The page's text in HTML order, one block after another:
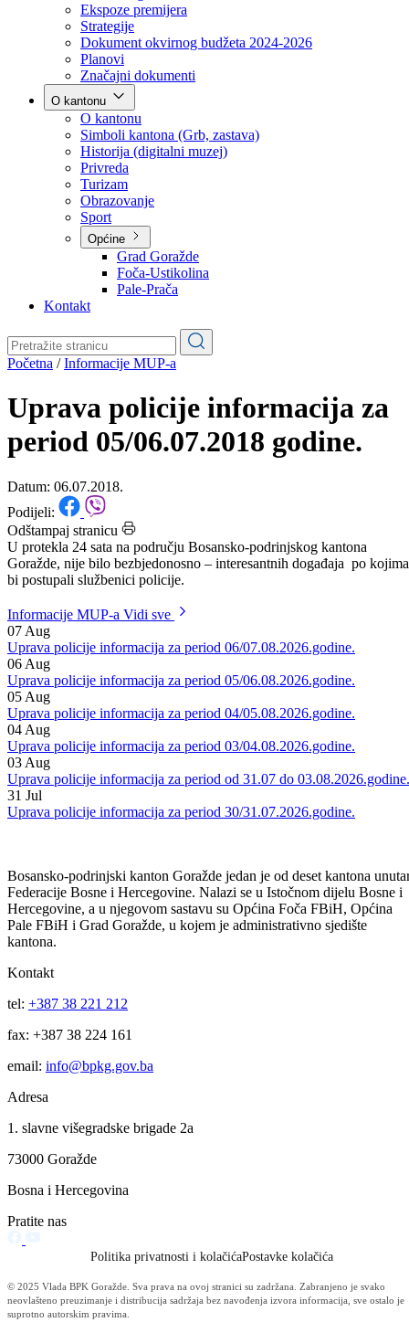
Vlada
Poslovnik
Program rada Vlade
Ekspoze premijera
Strategije
Dokument okvirnog budžeta 2024-2026
Planovi
Značajni dokumenti
O kantonu
O kantonu
Simboli kantona (Grb, zastava)
Historija (digitalni muzej)
Privreda
Turizam
Obrazovanje
Općine
Pale-Prača
Kontakt
Početna/Informacije MUP-a
Uprava policije informacija za
period 05/06.07.2018 godine.
Datum: 06.07.2018.
Podijeli:
Odštampaj stranicu
Goražde, nije bilo bezbjedonosno – interesantnih događaja po kojima
bi postupali službenici policije.
Informacije MUP-a
07Aug
Uprava policije informacija za period 06/07.08.2026.godine.
06Aug
Uprava policije informacija za period 05/06.08.2026.godine.
05Aug
Uprava policije informacija za period 04/05.08.2026.godine.
04Aug
Uprava policije informacija za period 03/04.08.2026.godine.
03Aug